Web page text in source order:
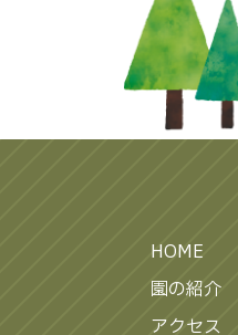
HOME
園の紹介
アクセス